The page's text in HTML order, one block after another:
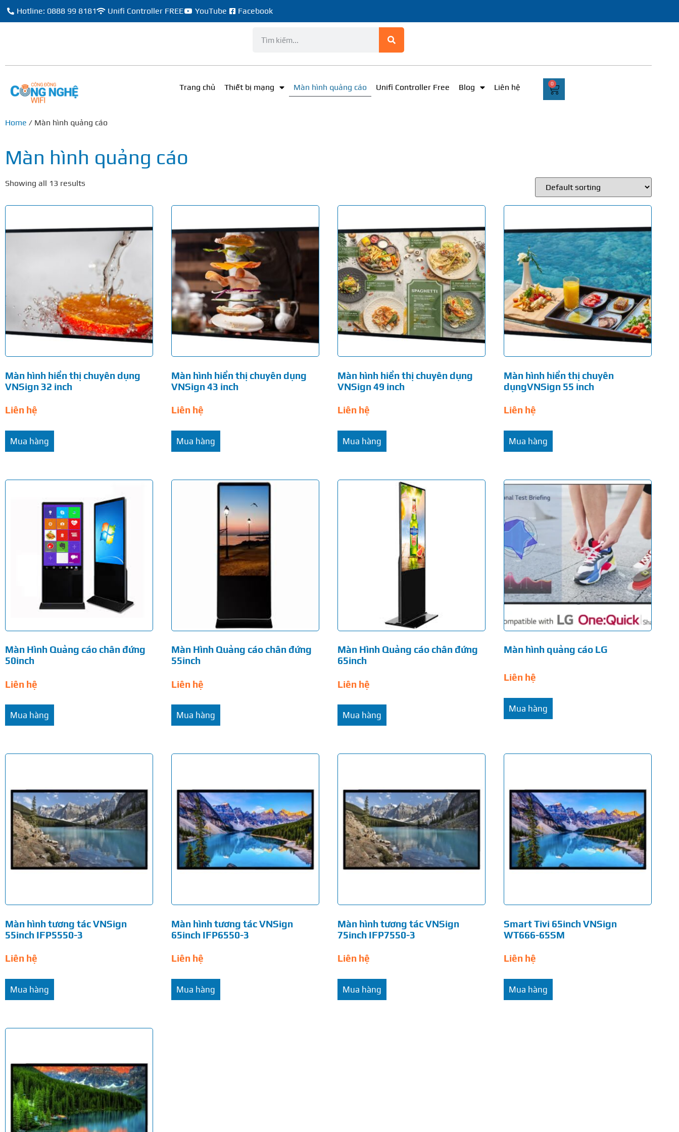
Hotline: 0888 99 8181 Unifi Controller FREE YouTube Facebook
Trang chủ Thiết bị mạng Màn hình quảng cáo Unifi Controller Free Blog Liên hệ 0
Home / Màn hình quảng cáo
Màn hình quảng cáo
Showing all 13 results
Màn hình hiển thị chuyên dụng
VNSign 32 inch
Liên hệ
Mua hàng
Màn hình hiển thị chuyên dụng
VNSign 43 inch
Liên hệ
Mua hàng
Màn hình hiển thị chuyên dụng
VNSign 49 inch
Liên hệ
Mua hàng
Màn hình hiển thị chuyên
dụngVNSign 55 inch
Liên hệ
Mua hàng
Màn Hình Quảng cáo chân đứng
50inch
Liên hệ
Mua hàng
Màn Hình Quảng cáo chân đứng
55inch
Liên hệ
Mua hàng
Màn Hình Quảng cáo chân đứng
65inch
Liên hệ
Mua hàng
Màn hình quảng cáo LG
Liên hệ
Mua hàng
Màn hình tương tác VNSign
55inch IFP5550-3
Liên hệ
Mua hàng
Màn hình tương tác VNSign
65inch IFP6550-3
Liên hệ
Mua hàng
Màn hình tương tác VNSign
75inch IFP7550-3
Liên hệ
Mua hàng
Smart Tivi 65inch VNSign
WT666-65SM
Liên hệ
Mua hàng